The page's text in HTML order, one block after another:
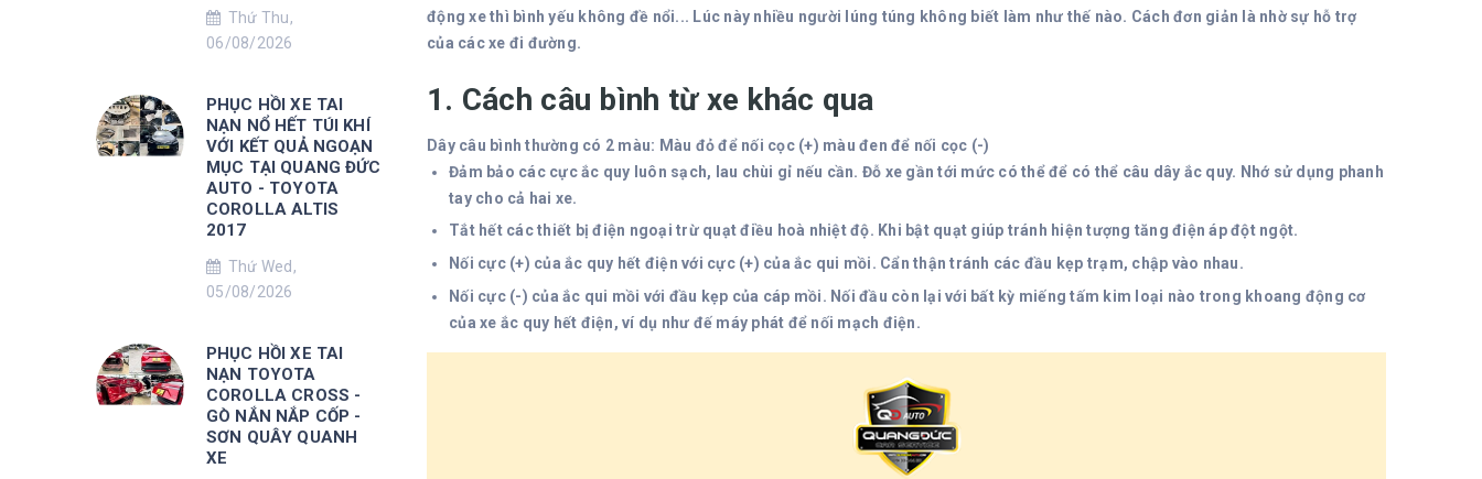
động xe thì bình yếu không đề nổi... Lúc này nhiều người lúng túng không biết làm như thế nào. Cách đơn giản là nhờ sự hỗ trợ
của các xe đi đường.
1. Cách câu bình từ xe khác qua
Dây câu bình thường có 2 màu: Màu đỏ để nối cọc (+) màu đen để nối cọc (-)
Đảm bảo các cực ắc quy luôn sạch, lau chùi gỉ nếu cần. Đỗ xe gần tới mức có thể để có thể câu dây ắc quy. Nhớ sử dụng phanh
tay cho cả hai xe.
Tắt hết các thiết bị điện ngoại trừ quạt điều hoà nhiệt độ. Khi bật quạt giúp tránh hiện tượng tăng điện áp đột ngột.
Nối cực (+) của ắc quy hết điện với cực (+) của ắc qui mồi. Cẩn thận tránh các đầu kẹp trạm, chập vào nhau.
Nối cực (-) của ắc qui mồi với đầu kẹp của cáp mồi. Nối đầu còn lại với bất kỳ miếng tấm kim loại nào trong khoang động cơ
của xe ắc quy hết điện, ví dụ như đế máy phát để nối mạch điện.
Thứ Thu,
06/08/2026
PHỤC HỒI XE TAI
NẠN NỔ HẾT TÚI KHÍ
VỚI KẾT QUẢ NGOẠN
MỤC TẠI QUANG ĐỨC
AUTO - TOYOTA
COROLLA ALTIS
2017
Thứ Wed,
05/08/2026
PHỤC HỒI XE TAI
NẠN TOYOTA
COROLLA CROSS -
GÒ NẮN NẮP CỐP -
SƠN QUÂY QUANH
XE